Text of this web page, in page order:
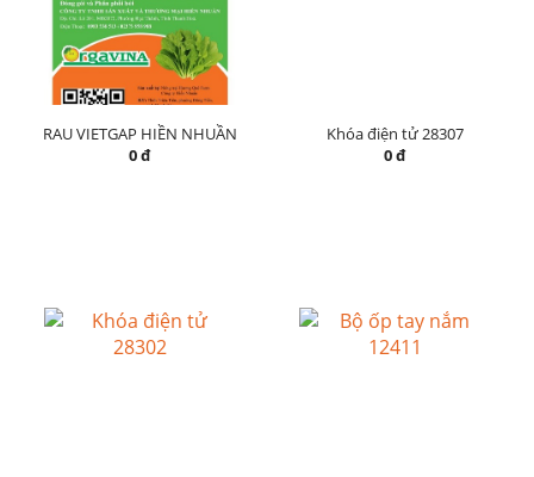
RAU VIETGAP HIỀN NHUẦN
0 đ
Khóa điện tử 28307
0 đ